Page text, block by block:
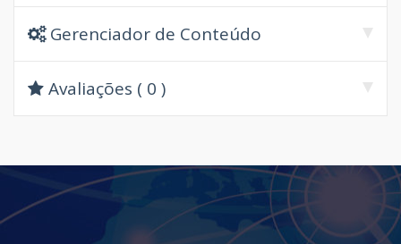
Gerenciador de Conteúdo
Avaliações ( 0 )